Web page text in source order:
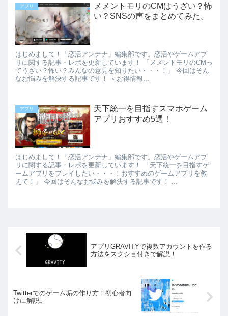
アプリ
メメントモリのCMはうざい？怖
い？SNSの声をまとめてみた。
はじめまして！「恋活アンテナ」編集部です。恋活やゲームアプ
リに関する記事・レポを更新しています！ 「メメントモリのCMっ
てうざい？怖い？みんなの意見を知りたい・・・！」 今回はそん
なお悩みを解決する記事です！ ＜お得情報...
アプリ
天下統一を目指すスマホゲーム
アプリおすすめ5選！
はじめまして！「恋活アンテナ」編集部です。恋活やゲームアプ
リに関する記事・レポを更新しています！ 「天下統一を目指すゲ
ームアプリをプレイしたい・・・！おすすめのゲームアプリを教
えて！」 今回はそんなお悩みを解決する記事です！ ...
アプリGRAVITYで複数アカウントを作る
方法をスクショ付きで解説！
Twitterでのゲーム垢の作り方！初心者向
けに解説。